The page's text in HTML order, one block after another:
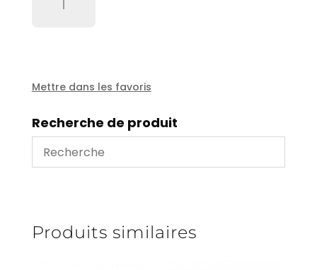
Mettre dans les favoris
Recherche de produit
Produits similaires